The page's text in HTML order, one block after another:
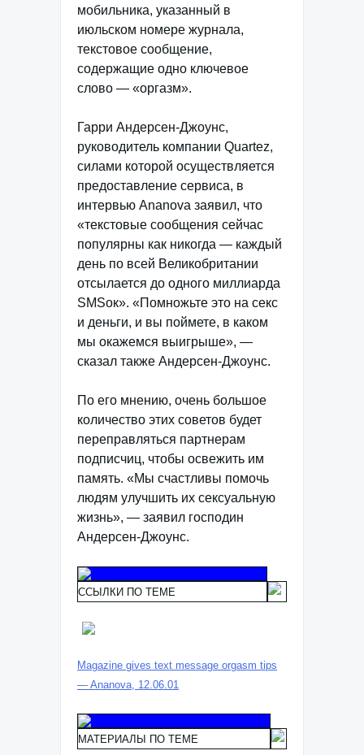
мобильника, указанный в
июльском номере журнала,
текстовое сообщение,
содержащие одно ключевое
слово — «оргазм».
Гарри Андерсен-Джоунс,
руководитель компании Quartez,
силами которой осуществляется
предоставление сервиса, в
интервью Ananova заявил, что
«текстовые сообщения сейчас
популярны как никогда — каждый
день по всей Великобритании
отсылается до одного миллиарда
SMSок». «Помножьте это на секс
и деньги, и вы поймете, в каком
мы окажемся выигрыше», —
сказал также Андерсен-Джоунс.
По его мнению, очень большое
количество этих советов будет
переправляться партнерам
подписчиц, чтобы освежить им
память. «Мы счастливы помочь
людям улучшить их сексуальную
жизнь», — заявил господин
Андерсен-Джоунс.
ССЫЛКИ ПО ТЕМЕ
Magazine gives text message orgasm tips
— Ananova, 12.06.01
МАТЕРИАЛЫ ПО ТЕМЕ